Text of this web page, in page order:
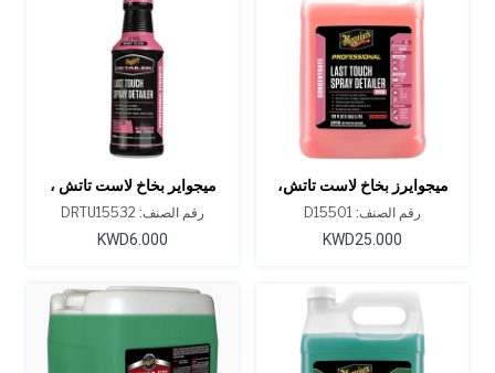
ميجوايرز بخاخ لاست تاتش،
D155، سعة 1 جالون
رقم الصنف: D15501
KWD25.000
ميجواير بخاخ لاست تاتش ،
D155، سعة 32 أونصة
رقم الصنف: DRTU15532
KWD6.000